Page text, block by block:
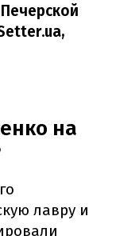
на
лавру и